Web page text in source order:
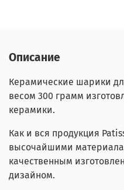
Описание
Керамические шарики
весом 300 грамм
керамики.
Как и вся продукция
высочайшими
качественным
дизайном.